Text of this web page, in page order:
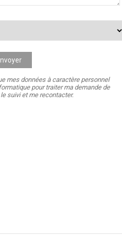
mes données à caractère personnel
pour traiter ma demande de
suivi et me recontacter.